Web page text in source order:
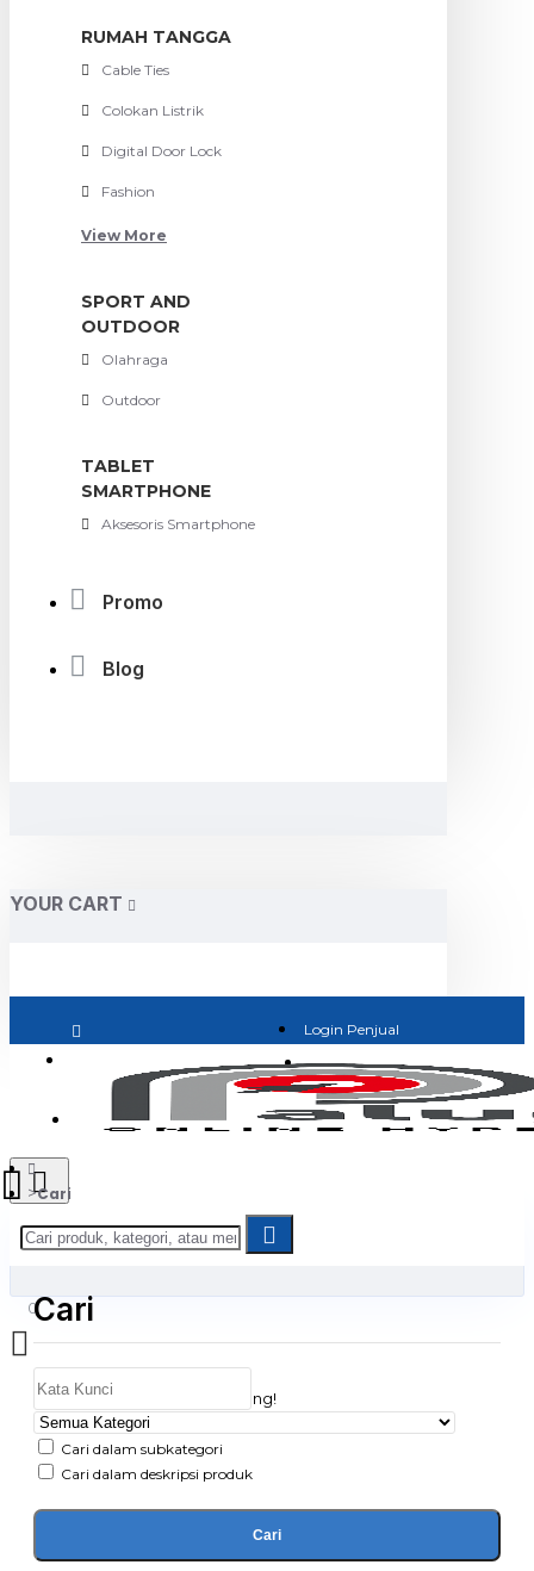
RUMAH TANGGA
Cable Ties
Colokan Listrik
Digital Door Lock
Fashion
View More
SPORT AND
OUTDOOR
Olahraga
Outdoor
TABLET
SMARTPHONE
Aksesoris Smartphone
Promo
Blog
YOUR CART
Login Penjual
Jadi Penjual
0
Daftar belanja Anda kosong!
Cari
Cari
Cari dalam subkategori
Cari dalam deskripsi produk
Cari